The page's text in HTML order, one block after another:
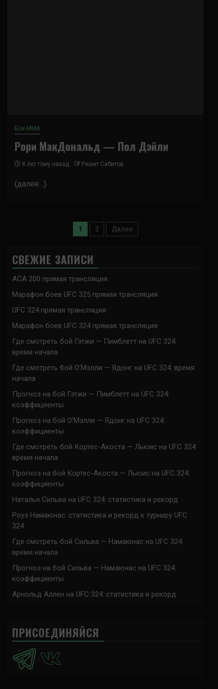
Бои ММА
Рори МакДональд — Пол Дэйли
8 лет тому назад Решит Сабитов
(далее…)
Пагинация
1 2 Далее
СВЕЖИЕ ЗАПИСИ
ACA 200 прямая трансляция
Марафон боев UFC 325 прямая трансляция
UFC 324 прямая трансляция
Марафон боев UFC 324 прямая трансляция
Где смотреть бой Гэтжи — Пимблетт на UFC 324:
время начала
Где смотреть бой О’Мэлли — Ядонг на UFC 324: время
начала
Прогноз на бой Гэтжи — Пимблетт на UFC 324:
коэффициенты
Прогноз на бой О’Мэлли — Ядонг на UFC 324:
коэффициенты
Где смотреть бой Кортес-Акоста — Льюис на UFC 324:
время начала
Прогноз на бой Кортес-Акоста — Льюис на UFC 324:
коэффициенты
Наталья Сильва на UFC 324: статистика и рекорд
Роуз Намаюнас: статистика и рекорд к турниру UFC
324
Где смотреть бой Сильва — Намаюнас на UFC 324:
время начала
Прогноз на бой Сильва — Намаюнас на UFC 324:
коэффициенты
Арнольд Аллен на UFC 324: статистика и рекорд
ПРИСОЕДИНЯЙСЯ